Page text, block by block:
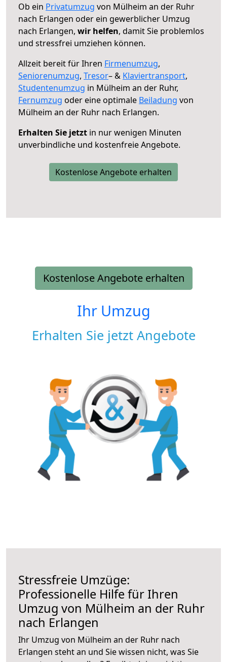
Ob ein Privatumzug von Mülheim an der Ruhr
nach Erlangen oder ein gewerblicher Umzug
nach Erlangen, wir helfen, damit Sie problemlos
und stressfrei umziehen können.
Allzeit bereit für Ihren Firmenumzug,
Seniorenumzug, Tresor– & Klaviertransport,
Studentenumzug in Mülheim an der Ruhr,
Fernumzug oder eine optimale Beiladung von
Mülheim an der Ruhr nach Erlangen.
Erhalten Sie jetzt in nur wenigen Minuten
unverbindliche und kostenfreie Angebote.
Kostenlose Angebote erhalten
Kostenlose Angebote erhalten
Ihr Umzug
Erhalten Sie jetzt Angebote
Stressfreie Umzüge:
Professionelle Hilfe für Ihren
Umzug von Mülheim an der Ruhr
nach Erlangen
Ihr Umzug von Mülheim an der Ruhr nach
Erlangen steht an und Sie wissen nicht, was Sie